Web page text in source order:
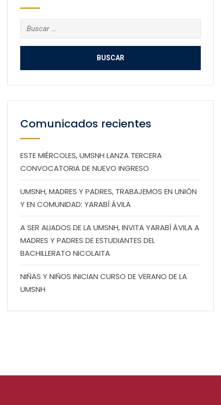
Buscar:
Comunicados recientes
ESTE MIÉRCOLES, UMSNH LANZA TERCERA
CONVOCATORIA DE NUEVO INGRESO
UMSNH, MADRES Y PADRES, TRABAJEMOS EN UNIÓN
Y EN COMUNIDAD: YARABÍ ÁVILA
A SER ALIADOS DE LA UMSNH, INVITA YARABÍ ÁVILA A
MADRES Y PADRES DE ESTUDIANTES DEL
BACHILLERATO NICOLAITA
NIÑAS Y NIÑOS INICIAN CURSO DE VERANO DE LA
UMSNH